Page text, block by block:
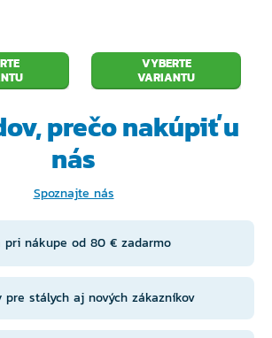
VYBERTE
VARIANTU
prečonakúpiť u
nás
Spoznajte nás
pri nákupe od 80 € zadarmo
pre stálych aj nových zákazníkov